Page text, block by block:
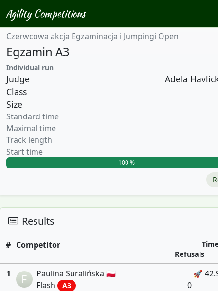
Agility Competitions
Czerwcowa akcja Egzaminacja i Jumpingi Open
Egzamin A3
Individual run
Judge
Adela
Class
Size
Standard time
Maximal time
Track length
Start time
100 %
Results
# Competitor
Refusals
1 F
Paulina Suralińska 🇵🇱
Flash
A3
🚀
0